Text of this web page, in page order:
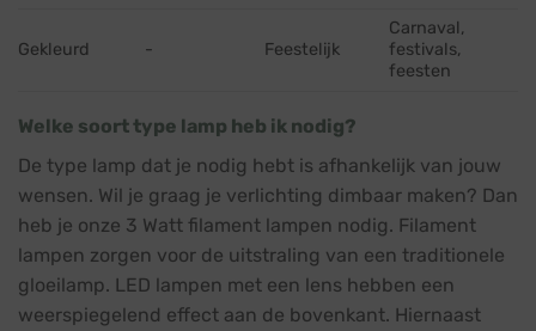
Gekleurd - Feestelijk
Carnaval,
festivals,
feesten
Welke soort type lamp heb ik nodig?
De type lamp dat je nodig hebt is afhankelijk van jouw
wensen. Wil je graag je verlichting dimbaar maken? Dan
heb je onze 3 Watt filament lampen nodig. Filament
lampen zorgen voor de uitstraling van een traditionele
gloeilamp. LED lampen met een lens hebben een
weerspiegelend effect aan de bovenkant. Hiernaast